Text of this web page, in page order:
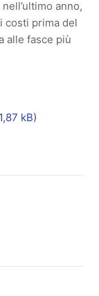
anno,
costi prima del
alle fasce più